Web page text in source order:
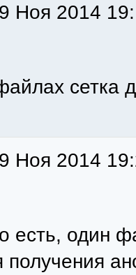
Ноя 2014
сетка
Ноя 2014
есть, один
получения